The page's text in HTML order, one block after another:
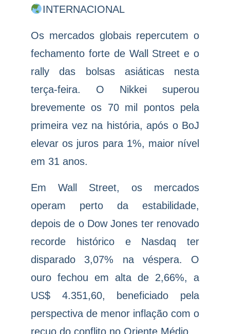
INTERNACIONAL
Os mercados globais repercutem o
fechamento forte de Wall Street e o
rally das bolsas asiáticas nesta
terça-feira. O Nikkei superou
brevemente os 70 mil pontos pela
primeira vez na história, após o BoJ
elevar os juros para 1%, maior nível
em 31 anos.
Em Wall Street, os mercados
operam perto da estabilidade,
depois de o Dow Jones ter renovado
recorde histórico e Nasdaq ter
disparado 3,07% na véspera. O
ouro fechou em alta de 2,66%, a
US$ 4.351,60, beneficiado pela
perspectiva de menor inflação com o
recuo do conflito no Oriente Médio.